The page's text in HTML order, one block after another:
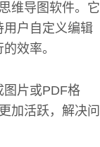
维导图软件。它
用户自定义编辑
效率。
图片或PDF格
加活跃，解决问